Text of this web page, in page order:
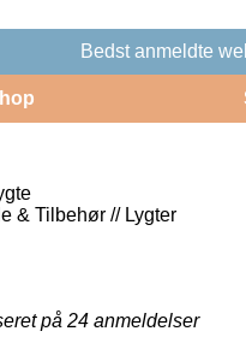
Bedst anmeldte
& Tilbehør // Lygter
på 24 anmeldelser